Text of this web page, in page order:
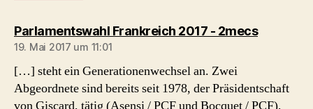
Parlamentswahl Frankreich 2017 - 2mecssagt:
19. Mai 2017 um 11:01
[…] steht ein Generationenwechsel an. Zwei
Abgeordnete sind bereits seit 1978, der Präsidentschaft
von Giscard, tätig (Asensi / PCF und Bocquet / PCF),